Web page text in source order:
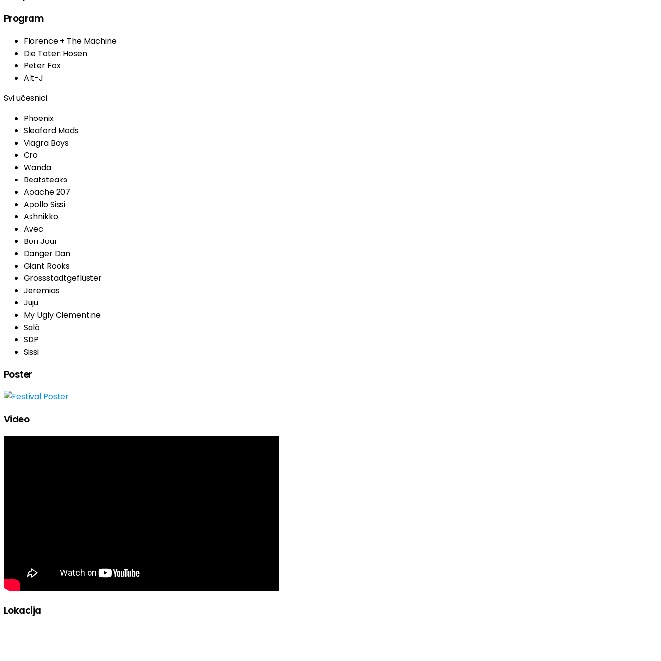
Program
Florence + The Machine
Die Toten Hosen
Peter Fox
Alt-J
Svi učesnici
Phoenix
Sleaford Mods
Viagra Boys
Cro
Wanda
Beatsteaks
Apache 207
Apollo Sissi
Ashnikko
Avec
Bon Jour
Danger Dan
Giant Rooks
Grossstadtgeflüster
Jeremias
Juju
My Ugly Clementine
Salò
SDP
Sissi
Poster
Video
Lokacija